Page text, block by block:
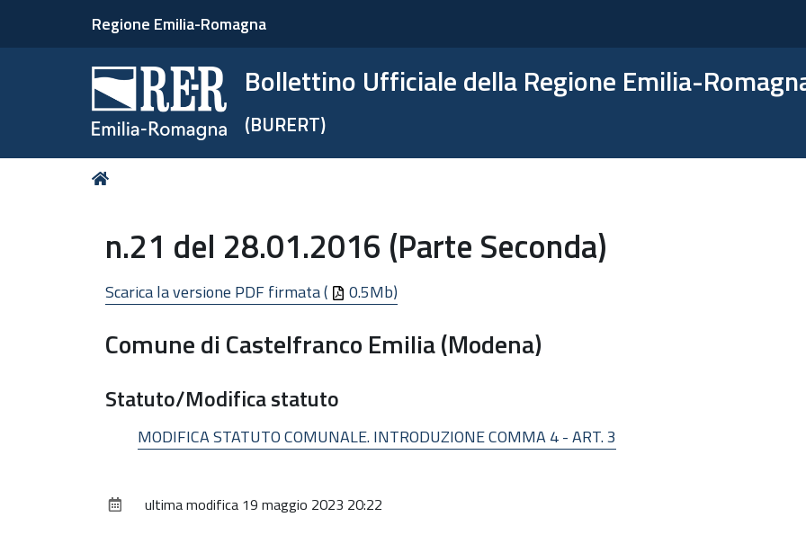
Regione Emilia-Romagna
Bollettino Ufficiale della Regione Emilia-
(BURERT)
Tu
n.21 del 28.01.2016 (Parte Seconda)
Scarica la versione PDF firmata ( 0.5Mb)
Comune di Castelfranco Emilia (Modena)
Statuto/Modifica statuto
MODIFICA STATUTO COMUNALE. INTRODUZIONE COMMA 4 - ART. 3
ultima modifica 19 maggio 2023 20:22